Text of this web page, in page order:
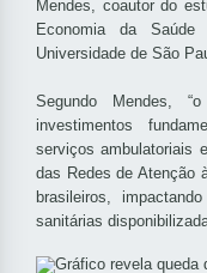
Mendes, coautor do
Economia da
Universidade de São
Segundo Mendes,
investimentos
serviços ambulatoriais
das Redes de Atenção
brasileiros,
sanitárias